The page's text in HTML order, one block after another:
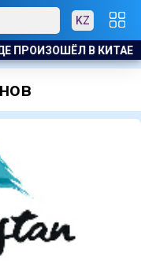
KZ
БЫВШЕМУ ЗАМГЛАВЫ